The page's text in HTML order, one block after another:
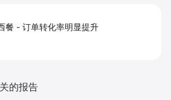
餐 - 订单转化率明显提升
的报告